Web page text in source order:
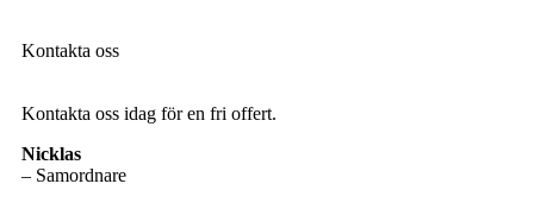
Kontakta oss
Kontakta oss idag för en fri offert.
Nicklas
– Samordnare